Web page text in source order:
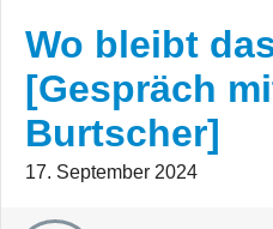
Wo bleibt
[Gespräch
Burtscher]
17. September 2024